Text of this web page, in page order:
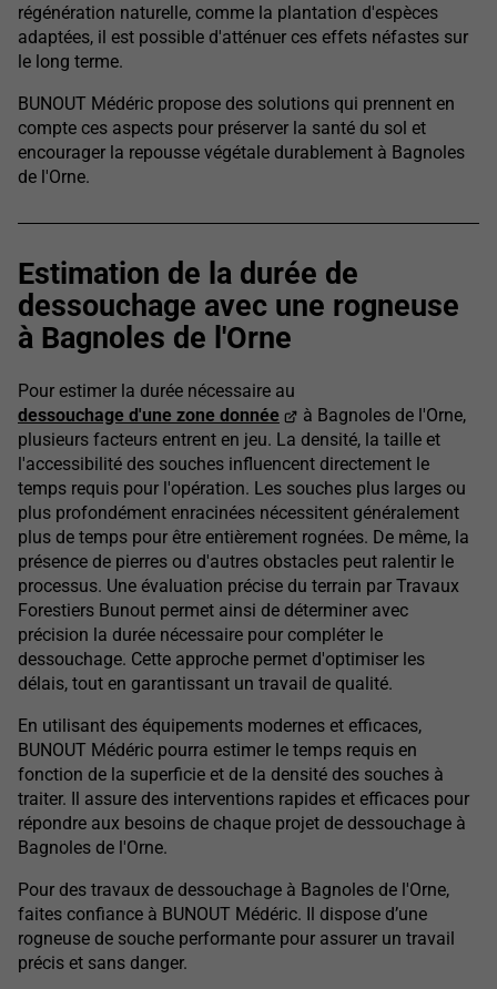
régénération naturelle, comme la plantation d'espèces
adaptées, il est possible d'atténuer ces effets néfastes sur
le long terme.
BUNOUT Médéric propose des solutions qui prennent en
compte ces aspects pour préserver la santé du sol et
encourager la repousse végétale durablement à Bagnoles
de l'Orne.
Estimation de la durée de
dessouchage avec une rogneuse
à Bagnoles de l'Orne
Pour estimer la durée nécessaire au
dessouchage d'une zone donnée
à Bagnoles de l'Orne,
plusieurs facteurs entrent en jeu. La densité, la taille et
l'accessibilité des souches influencent directement le
temps requis pour l'opération. Les souches plus larges ou
plus profondément enracinées nécessitent généralement
plus de temps pour être entièrement rognées. De même, la
présence de pierres ou d'autres obstacles peut ralentir le
processus. Une évaluation précise du terrain par Travaux
Forestiers Bunout permet ainsi de déterminer avec
précision la durée nécessaire pour compléter le
dessouchage. Cette approche permet d'optimiser les
délais, tout en garantissant un travail de qualité.
En utilisant des équipements modernes et efficaces,
BUNOUT Médéric pourra estimer le temps requis en
fonction de la superficie et de la densité des souches à
traiter. Il assure des interventions rapides et efficaces pour
répondre aux besoins de chaque projet de dessouchage à
Bagnoles de l'Orne.
Pour des travaux de dessouchage à Bagnoles de l'Orne,
faites confiance à BUNOUT Médéric. Il dispose d’une
rogneuse de souche performante pour assurer un travail
précis et sans danger.